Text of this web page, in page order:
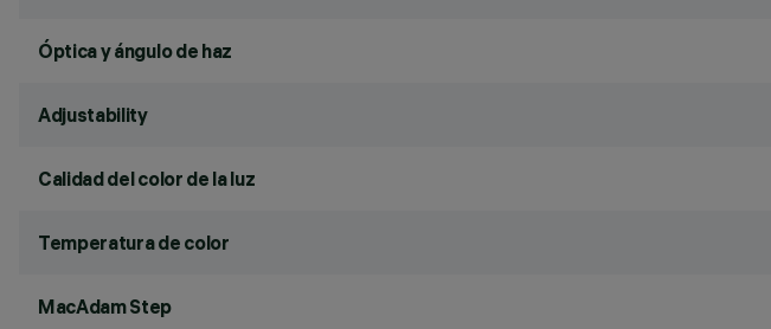
Óptica y ángulo de haz
Adjustability
Calidad del color de la luz
Temperatura de color
MacAdam Step